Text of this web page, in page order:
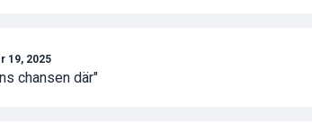
19, 2025
chansen där"